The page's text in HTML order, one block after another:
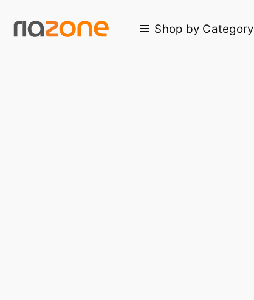
Skip to main content Shop by Category